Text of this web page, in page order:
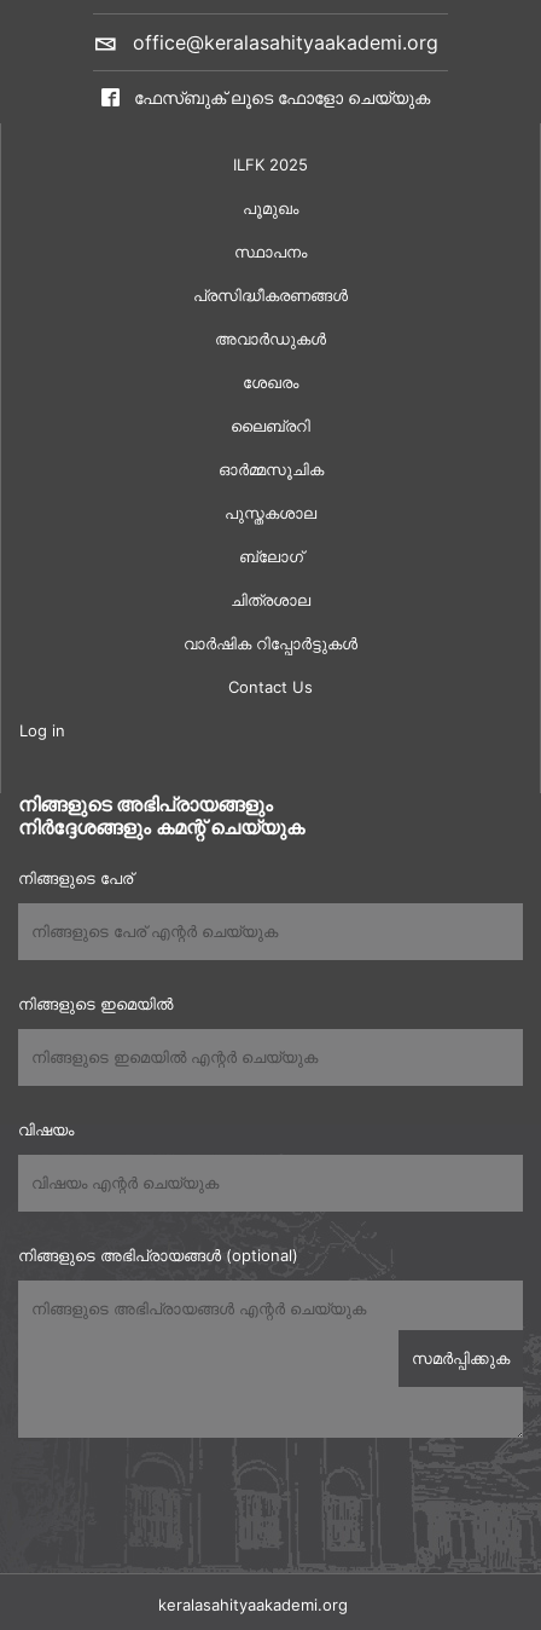
office@keralasahityaakademi.org
ഫേസ്ബുക് ലൂടെ ഫോളോ ചെയ്യുക
ILFK 2025
പൂമുഖം
സ്ഥാപനം
പ്രസിദ്ധീകരണങ്ങൾ
അവാർഡുകൾ
ശേഖരം
ലൈബ്രറി
ഓർമ്മസൂചിക
പുസ്തകശാല
ബ്ലോഗ്
ചിത്രശാല
വാർഷിക റിപ്പോർട്ടുകൾ
Contact Us
Log in
നിങ്ങളുടെ അഭിപ്രായങ്ങളും
നിർദ്ദേശങ്ങളും കമന്റ് ചെയ്യുക
നിങ്ങളുടെ പേര്
നിങ്ങളുടെ ഇമെയിൽ
വിഷയം
നിങ്ങളുടെ അഭിപ്രായങ്ങൾ (optional)
keralasahityaakademi.org